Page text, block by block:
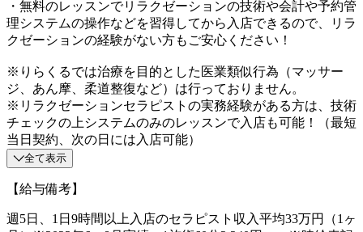
・無料のレッスンでリラクゼーションの技術や会計や予約管
理システムの操作などを習得してから入店できるので、リラ
クゼーションの経験がない方もご安心ください！
※りらくるでは治療を目的とした医業類似行為（マッサー
ジ、あん摩、柔道整復など）は行っておりません。
※リラクゼーションセラピストの実務経験がある方は、技術
チェックの上システムのみのレッスンで入店も可能！（最短
当日契約、次の日には入店可能）
全て表示
【給与備考】
週5日、1日9時間以上入店のセラピスト収入平均33万円（1ヶ